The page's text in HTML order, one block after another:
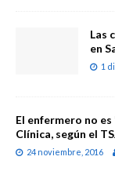
Las
en
1
El enfermero no
Clínica, según el
24 noviembre, 2016